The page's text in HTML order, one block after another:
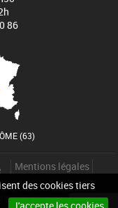
des cookies tiers
86
(63)
Mentions légales
pour communes